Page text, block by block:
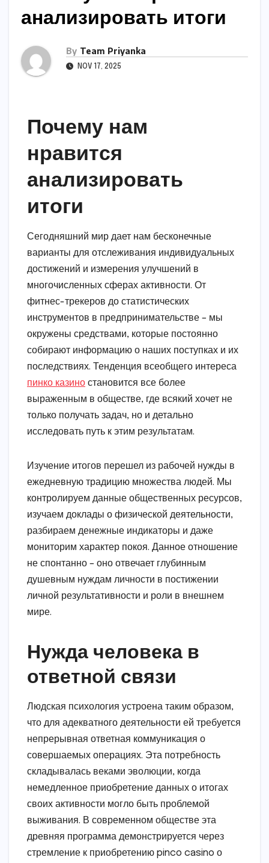
анализировать итоги
By Team Priyanka
NOV 17, 2025
Почему нам
нравится
анализировать
итоги
Сегодняшний мир дает нам бесконечные
варианты для отслеживания индивидуальных
достижений и измерения улучшений в
многочисленных сферах активности. От
фитнес-трекеров до статистических
инструментов в предпринимательстве – мы
окружены средствами, которые постоянно
собирают информацию о наших поступках и их
последствиях. Тенденция всеобщего интереса
пинко казино становится все более
выраженным в обществе, где всякий хочет не
только получать задач, но и детально
исследовать путь к этим результатам.
Изучение итогов перешел из рабочей нужды в
ежедневную традицию множества людей. Мы
контролируем данные общественных ресурсов,
изучаем доклады о физической деятельности,
разбираем денежные индикаторы и даже
мониторим характер покоя. Данное отношение
не спонтанно – оно отвечает глубинным
душевным нуждам личности в постижении
личной результативности и роли в внешнем
мире.
Нужда человека в
ответной связи
Людская психология устроена таким образом,
что для адекватного деятельности ей требуется
непрерывная ответная коммуникация о
совершаемых операциях. Эта потребность
складывалась веками эволюции, когда
немедленное приобретение данных о итогах
своих активности могло быть проблемой
выживания. В современном обществе эта
древняя программа демонстрируется через
стремление к приобретению pinco casino о